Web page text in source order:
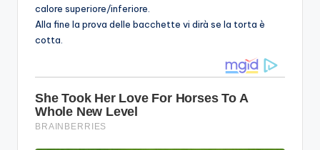
calore superiore/inferiore.
Alla fine la prova delle bacchette vi dirà se la torta è
cotta.